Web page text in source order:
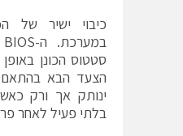
כיבוי ישיר של
סטטוס הכונן
הצעד הבא
ינותק אך ורק
בלתי פעיל לאחר